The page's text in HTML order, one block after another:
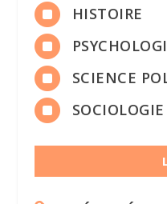
 HISTOIRE

 SCIENCE
 SOCIOLOGIE